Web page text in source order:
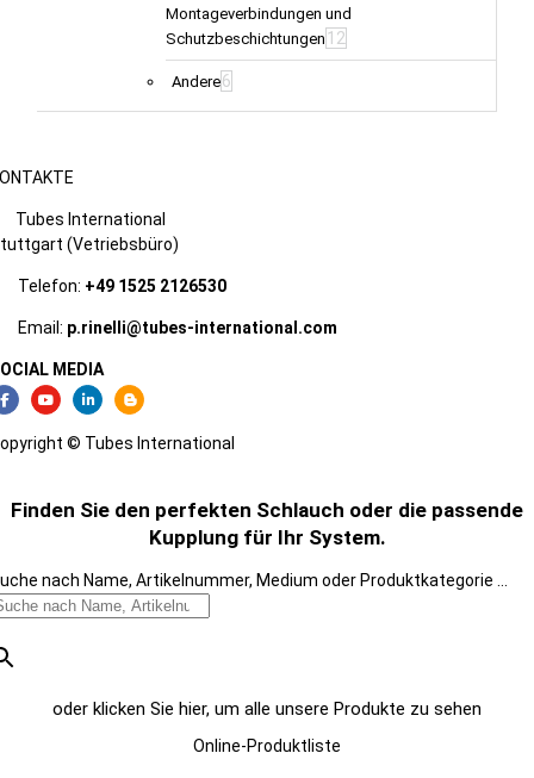
Montageverbindungen und
Schutzbeschichtungen 12
Andere6
Tubes International
(Vetriebsbüro)
Telefon: +49 1525 2126530
Email: p.rinelli@tubes-international.com
MEDIA
© Tubes International
Finden Sie den perfekten Schlauch oder die passende
Kupplung für Ihr System.
nach Name, Artikelnummer, Medium oder Produktkategorie ...
oder klicken Sie hier, um alle unsere Produkte zu sehen
Online-Produktliste